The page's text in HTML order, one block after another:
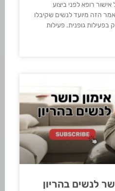
רופא לפני ביצוע
הזה מיועד לנשים שקיבלו
גופנית. פעילות
לנשים בהריון